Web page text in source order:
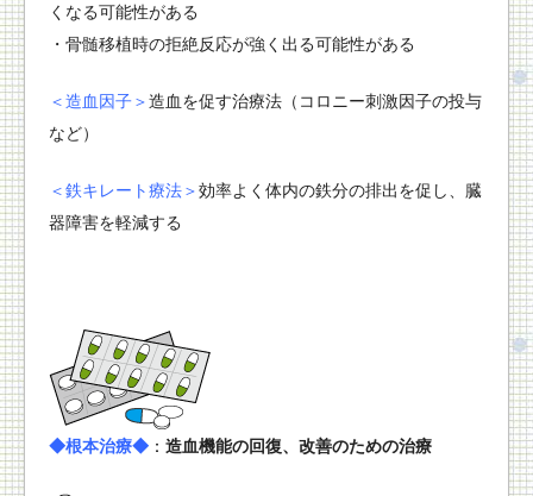
くなる可能性がある
・骨髄移植時の拒絶反応が強く出る可能性がある
＜造血因子＞造血を促す治療法（コロニー刺激因子の投与
など）
＜鉄キレート療法＞効率よく体内の鉄分の排出を促し、臓
器障害を軽減する
◆根本治療◆ ： 造血機能の回復、改善のための治療